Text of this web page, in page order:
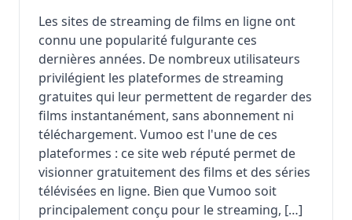
Les sites de streaming de films en ligne ont
connu une popularité fulgurante ces
dernières années. De nombreux utilisateurs
privilégient les plateformes de streaming
gratuites qui leur permettent de regarder des
films instantanément, sans abonnement ni
téléchargement. Vumoo est l'une de ces
plateformes : ce site web réputé permet de
visionner gratuitement des films et des séries
télévisées en ligne. Bien que Vumoo soit
principalement conçu pour le streaming, […]